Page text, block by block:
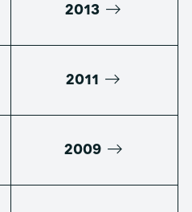
2013
2011
2009